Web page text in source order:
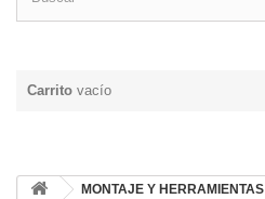
Carrito vacío
MONTAJE Y HERRAMIENTAS